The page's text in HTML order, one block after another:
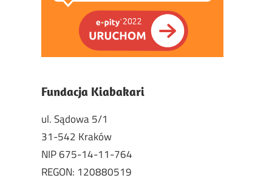
Fundacja Kiabakari
ul. Sądowa 5/1
31-542 Kraków
NIP 675-14-11-764
REGON: 120880519